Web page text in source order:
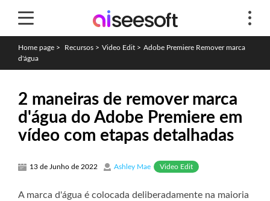
Home page > Recursos > Video Edit > Adobe Premiere Remover marca
d'água
2 maneiras de remover marca
d'água do Adobe Premiere em
vídeo com etapas detalhadas
13 de Junho de 2022 Ashley Mae Video Edit
A marca d'água é colocada deliberadamente na maioria